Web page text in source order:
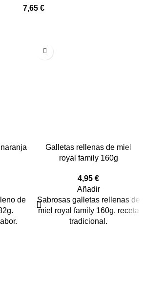
7,65 €
de
Galletas rellenas de miel
royal family 160g
4,95 €
Añadir
Sabrosas galletas rellenas de
miel royal family 160g. receta
tradicional.